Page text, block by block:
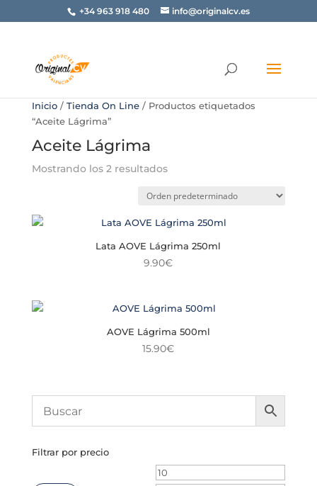
+34 963 918 480 info@originalcv.es
Inicio/ Tienda On Line/ Productos etiquetados
“Aceite Lágrima”
Aceite Lágrima
Mostrando los 2 resultados
Lata AOVE Lágrima 250ml
9.90€
AOVE Lágrima 500ml
15.90€
Filtrar por precio
Precio